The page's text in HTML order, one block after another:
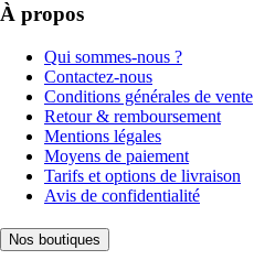
À propos
Qui sommes-nous ?
Contactez-nous
Conditions générales de vente
Retour & remboursement
Mentions légales
Moyens de paiement
Tarifs et options de livraison
Avis de confidentialité
Nos boutiques